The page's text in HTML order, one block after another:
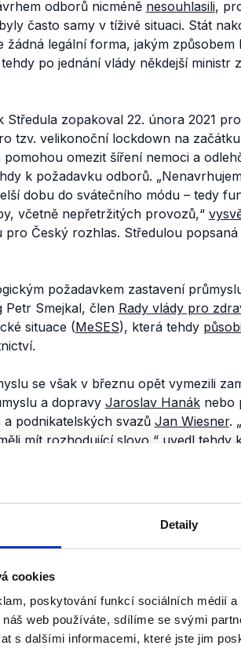
Detaily
cookies
poskytování funkcí sociálních médií
web používáte, sdílíme se svými
s dalšími informacemi, které jste jim
odborů nicméně nesouhlasili,
často samy v tíživé situaci. Stát
žádná legální forma, jakým
po jednání vlády někdejší ministr
Středula zopakoval 22. února 2021
tzv. velikonoční lockdown na začátku
pomohou omezit šíření nemoci a
k požadavku odborů.
dobu do svátečního módu – tedy
včetně nepřetržitých provozů,“
Český rozhlas. Středulou
požadavkem zastavení
Petr Smejkal, člen Rady vlády pro
situace (MeSES), která tehdy
se však v březnu opět vymezili
a dopravy Jaroslav Hanáknebo
podnikatelských svazů Jan Wiesner.
mít rozhodující slovo,“ uvedltehdy
došlo ke krátkodobému zastavení
„úplné uzavření ekonomiky“,což lze
tohoto důvodu hodnotíme výrok jako
Miloslava